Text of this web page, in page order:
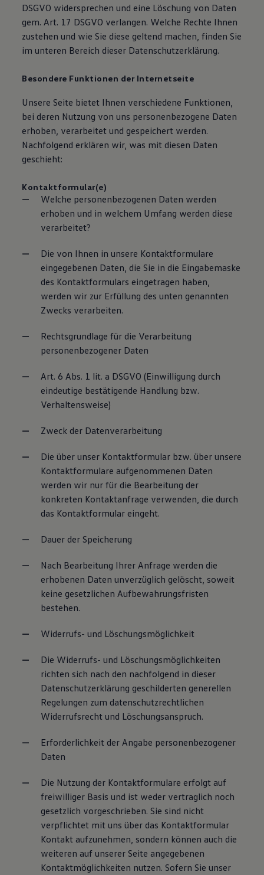
DSGVO widersprechen und eine Löschung von Daten
gem. Art. 17 DSGVO verlangen. Welche Rechte Ihnen
zustehen und wie Sie diese geltend machen, finden Sie
im unteren Bereich dieser Datenschutzerklärung.
Besondere Funktionen der Internetseite
Unsere Seite bietet Ihnen verschiedene Funktionen,
bei deren Nutzung von uns personenbezogene Daten
erhoben, verarbeitet und gespeichert werden.
Nachfolgend erklären wir, was mit diesen Daten
geschieht:
Kontaktformular(e)
Welche personenbezogenen Daten werden
erhoben und in welchem Umfang werden diese
verarbeitet?
Die von Ihnen in unsere Kontaktformulare
eingegebenen Daten, die Sie in die Eingabemaske
des Kontaktformulars eingetragen haben,
werden wir zur Erfüllung des unten genannten
Zwecks verarbeiten.
Rechtsgrundlage für die Verarbeitung
personenbezogener Daten
Art. 6 Abs. 1 lit. a DSGVO (Einwilligung durch
eindeutige bestätigende Handlung bzw.
Verhaltensweise)
Zweck der Datenverarbeitung
Die über unser Kontaktformular bzw. über unsere
Kontaktformulare aufgenommenen Daten
werden wir nur für die Bearbeitung der
konkreten Kontaktanfrage verwenden, die durch
das Kontaktformular eingeht.
Dauer der Speicherung
Nach Bearbeitung Ihrer Anfrage werden die
erhobenen Daten unverzüglich gelöscht, soweit
keine gesetzlichen Aufbewahrungsfristen
bestehen.
Widerrufs- und Löschungsmöglichkeit
Die Widerrufs- und Löschungsmöglichkeiten
richten sich nach den nachfolgend in dieser
Datenschutzerklärung geschilderten generellen
Regelungen zum datenschutzrechtlichen
Widerrufsrecht und Löschungsanspruch.
Erforderlichkeit der Angabe personenbezogener
Daten
Die Nutzung der Kontaktformulare erfolgt auf
freiwilliger Basis und ist weder vertraglich noch
gesetzlich vorgeschrieben. Sie sind nicht
verpflichtet mit uns über das Kontaktformular
Kontakt aufzunehmen, sondern können auch die
weiteren auf unserer Seite angegebenen
Kontaktmöglichkeiten nutzen. Sofern Sie unser